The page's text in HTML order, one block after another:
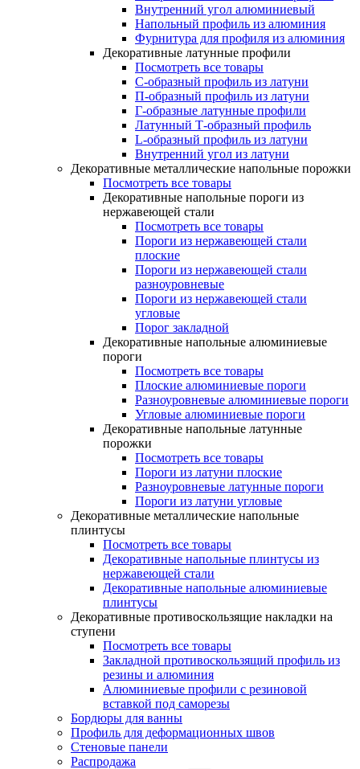
Внутренний угол алюминиевый
Напольный профиль из алюминия
Фурнитура для профиля из алюминия
Декоративные латунные профили
Посмотреть все товары
C-образный профиль из латуни
П-образный профиль из латуни
Г-образные латунные профили
Латунный Т-образный профиль
L-образный профиль из латуни
Внутренний угол из латуни
Декоративные металлические напольные порожки
Посмотреть все товары
Декоративные напольные пороги из
нержавеющей стали
Посмотреть все товары
Пороги из нержавеющей стали
плоские
Пороги из нержавеющей стали
разноуровневые
Пороги из нержавеющей стали
угловые
Порог закладной
Декоративные напольные алюминиевые
пороги
Посмотреть все товары
Плоские алюминиевые пороги
Разноуровневые алюминиевые пороги
Угловые алюминиевые пороги
Декоративные напольные латунные
порожки
Посмотреть все товары
Пороги из латуни плоские
Разноуровневые латунные пороги
Пороги из латуни угловые
Декоративные металлические напольные
плинтусы
Посмотреть все товары
Декоративные напольные плинтусы из
нержавеющей стали
Декоративные напольные алюминиевые
плинтусы
Декоративные противоскользящие накладки на
ступени
Посмотреть все товары
Закладной противоскользящий профиль из
резины и алюминия
Алюминиевые профили с резиновой
вставкой под саморезы
Бордюры для ванны
Профиль для деформационных швов
Стеновые панели
Распродажа